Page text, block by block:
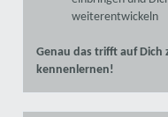
weiterentwickeln
Genau das trifft auf Dich
kennenlernen!